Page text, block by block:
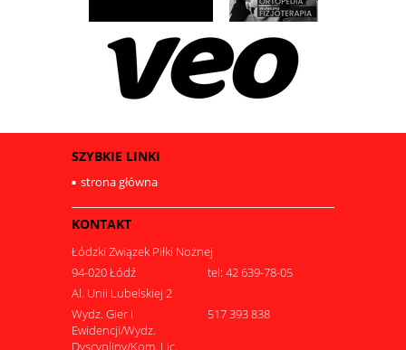
SZYBKIE LINKI
strona główna
KONTAKT
Łódzki Związek Piłki Nożnej
94-020 Łódź
tel: 42 639-78-05
Al. Unii Lubelskiej 2
Wydz. Gier i
Ewidencji/Wydz.
Dyscypliny/Kom. Lic.
517 393 838